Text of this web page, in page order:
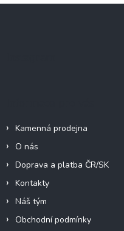
Z
Kamenná prodejna
O nás
Doprava a platba ČR/SK
Kontakty
Náš tým
Obchodní podmínky